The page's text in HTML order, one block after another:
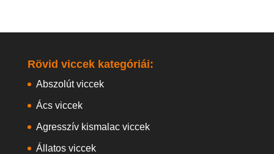
Rövid viccek kategóriái:
Abszolút viccek
Ács viccek
Agresszív kismalac viccek
Állatos viccek